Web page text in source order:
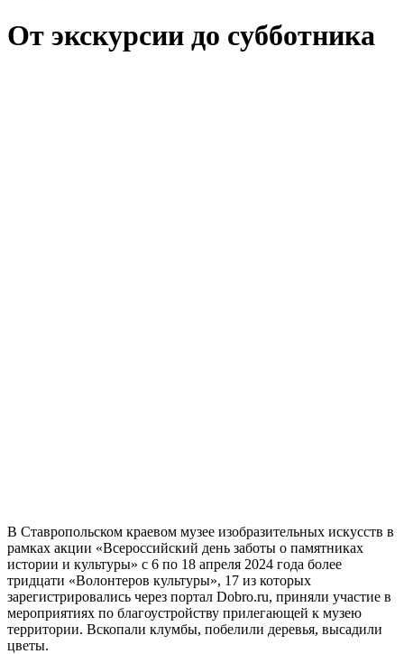
От экскурсии до субботника
В Ставропольском краевом музее изобразительных искусств в
рамках акции «Всероссийский день заботы о памятниках
истории и культуры» с 6 по 18 апреля 2024 года более
тридцати «Волонтеров культуры», 17 из которых
зарегистрировались через портал Dobro.ru, приняли участие в
мероприятиях по благоустройству прилегающей к музею
территории. Вскопали клумбы, побелили деревья, высадили
цветы.